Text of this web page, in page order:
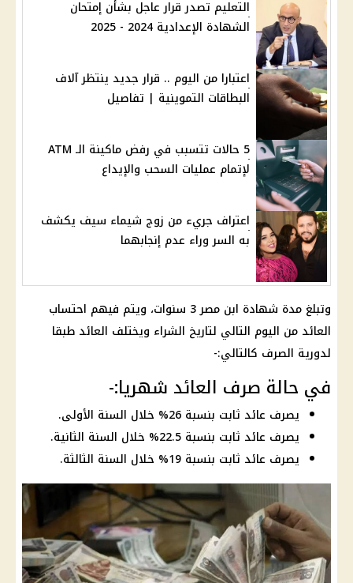
التعليم تصدر قرار عاجل بشأن إمتحان
الشهادة الإعدادية 2024 - 2025
اعتبارا من اليوم .. قرار جديد ينتظر آلاف
البطاقات التموينية | تفاصيل
5 حالات تتسبب في رفض ماكينة الـ ATM
لإتمام عمليات السحب والإيداع
اعتراف جريء من زوج شيماء سيف يكشف
به السر وراء عدم إنجابهما
وتبلغ مدة شهادة ابن مصر3 سنوات، ويتم فيهم احتساب
العائد من اليوم التالي لتاريخ الشراء ويختلف العائد طبقا
لدورية الصرف كالتالي:-
في حالة صرف العائد شهريا:-
يصرف عائد ثابت بنسبة 26% خلال السنة الأولى.
يصرف عائد ثابت بنسبة 22.5% خلال السنة الثانية.
يصرف عائد ثابت بنسبة 19% خلال السنة الثالثة.